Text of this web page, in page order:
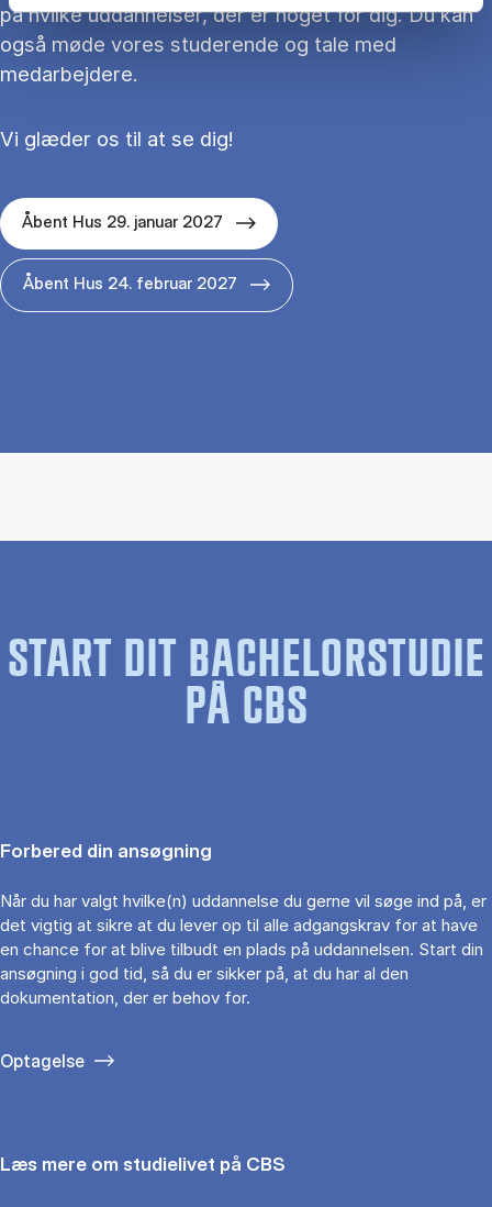
på hvilke uddannelser, der er noget for dig. Du kan
også møde vores studerende og tale med
medarbejdere.
Vi glæder os til at se dig!
Åbent Hus 29. januar 2027
Åbent Hus 24. februar 2027
START DIT BACHELORSTUDIE
PÅ CBS
Forbered din ansøgning
Når du har valgt hvilke(n) uddannelse du gerne vil søge ind på, er
det vigtig at sikre at du lever op til alle adgangskrav for at have
en chance for at blive tilbudt en plads på uddannelsen. Start din
ansøgning i god tid, så du er sikker på, at du har al den
dokumentation, der er behov for.
Optagelse
Læs mere om studielivet på CBS